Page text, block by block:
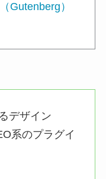
Gutenberg）
デザイン
系のプラグイ